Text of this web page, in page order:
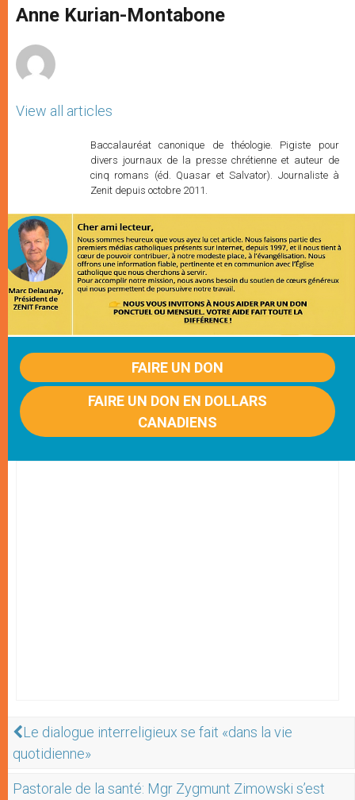
p
p
g
e
o
k
r
Anne Kurian-Montabone
View all articles
Baccalauréat canonique de théologie. Pigiste pour
divers journaux de la presse chrétienne et auteur de
cinq romans (éd. Quasar et Salvator). Journaliste à
Zenit depuis octobre 2011.
FAIRE UN DON
FAIRE UN DON EN DOLLARS
CANADIENS
Le dialogue interreligieux se fait «dans la vie
quotidienne»
Pastorale de la santé: Mgr Zygmunt Zimowski s’est